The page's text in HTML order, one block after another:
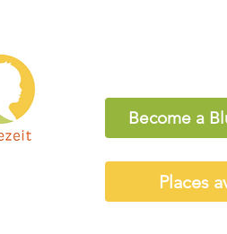
Become a
Places